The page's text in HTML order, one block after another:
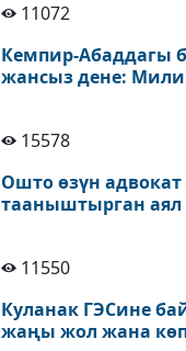
11072
Кемпир-Абаддагы
жансыз дене:
15578
Ошто өзүн
11550
Куланак ГЭСине
жаңы жол жана